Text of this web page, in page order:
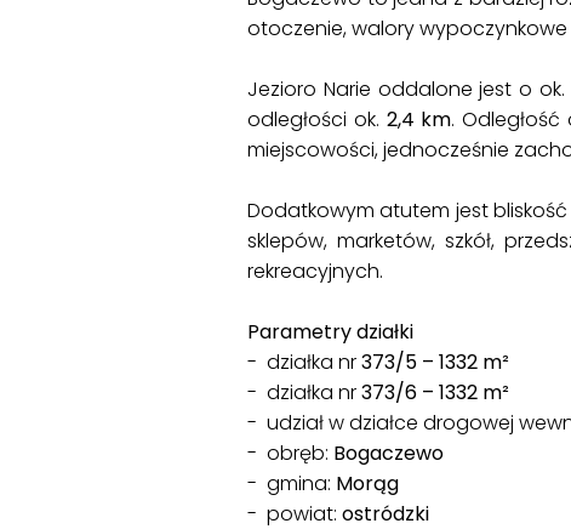
otoczenie, walory
Jezioro Narie oddalone jest o ok.
odległości ok. 2,4 km.
miejscowości, jednocześnie
Dodatkowym atutem jest
sklepów, marketów, szkół,
rekreacyjnych.
Parametry działki
- działka nr373/5 – 1332 m²
- działka nr373/6 – 1332 m²
- udział w działce drogowej
- obręb: Bogaczewo
- gmina: Morąg
- powiat: ostródzki